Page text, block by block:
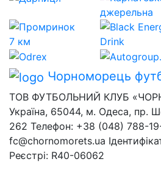
Чорноморець
ТОВ ФУТБОЛЬНИЙ КЛУБ
Україна, 65044, м. Одеса, пр.
262 Телефон: +38 (048) 788-
fc@chornomorets.ua
Реєстрі: R40-06062